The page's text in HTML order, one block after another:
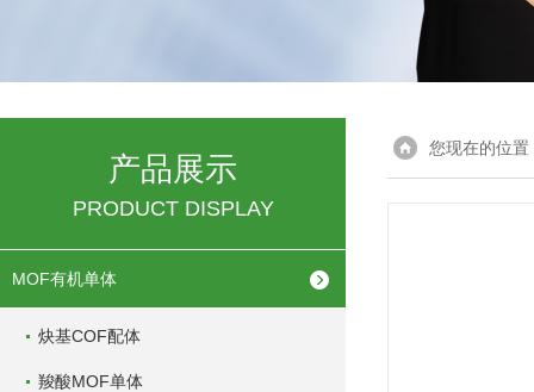
产品展示
PRODUCT DISPLAY
MOF有机单体
炔基COF配体
羧酸MOF单体
您现在的位置